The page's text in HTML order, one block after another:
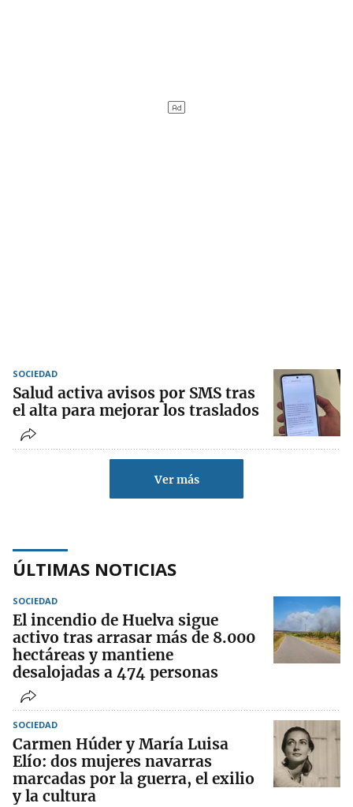
SOCIEDAD
Salud activa avisos por SMS tras
el alta para mejorar los traslados
Ver más
ÚLTIMAS NOTICIAS
SOCIEDAD
El incendio de Huelva sigue
activo tras arrasar más de 8.000
hectáreas y mantiene
desalojadas a 474 personas
SOCIEDAD
Carmen Húder y María Luisa
Elío: dos mujeres navarras
marcadas por la guerra, el exilio
y la cultura